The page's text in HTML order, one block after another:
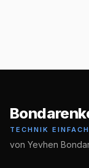
TECHNIK
von Yevhen